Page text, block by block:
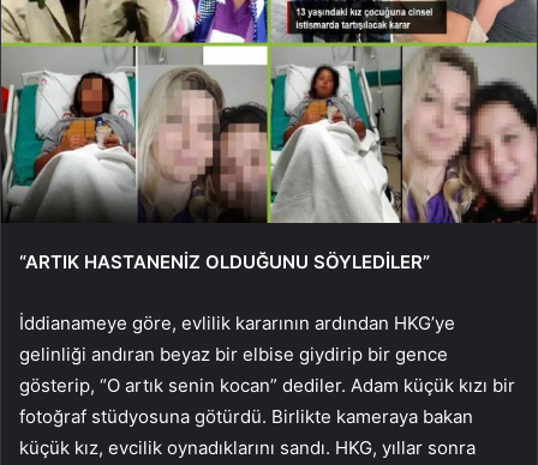
“ARTIK HASTANENİZ OLDUĞUNU SÖYLEDİLER”
İddianameye göre, evlilik kararının ardından HKG’ye
gelinliği andıran beyaz bir elbise giydirip bir gence
gösterip, “O artık senin kocan” dediler. Adam küçük kızı bir
fotoğraf stüdyosuna götürdü. Birlikte kameraya bakan
küçük kız, evcilik oynadıklarını sandı. HKG, yıllar sonra